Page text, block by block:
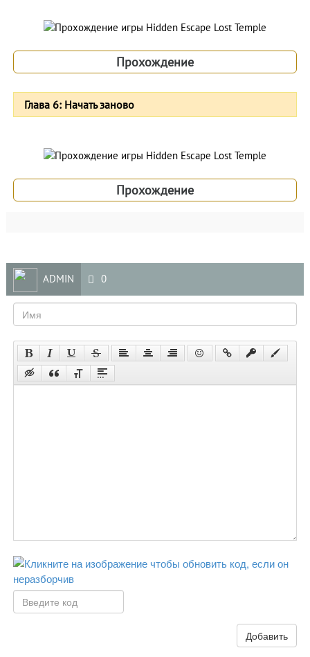
Прохождение
Глава 6: Начать заново
Прохождение
ADMIN 0
Добавить